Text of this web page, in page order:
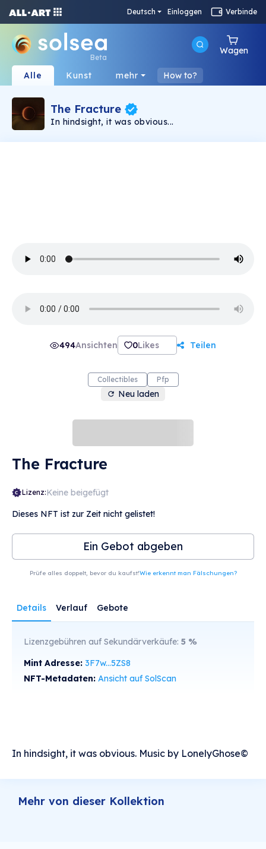
Deutsch Einloggen Verbinde
Beta
Wagen
Alle Kunst mehr How to?
The Fracture
In hindsight, it was obvious...
494Ansichten 0Likes Teilen
Collectibles Pfp
Neu laden
The Fracture
Lizenz:Keine beigefügt
Dieses NFT ist zur Zeit nicht gelistet!
Ein Gebot abgeben
Prüfe alles doppelt, bevor du kaufst!Wie erkennt man Fälschungen?
Details Verlauf Gebote
Lizenzgebühren auf Sekundärverkäufe: 5 %
Mint Adresse: 3F7w...5ZS8
NFT-Metadaten: Ansicht auf SolScan
In hindsight, it was obvious. Music by LonelyGhose©
Mehr von dieser Kollektion